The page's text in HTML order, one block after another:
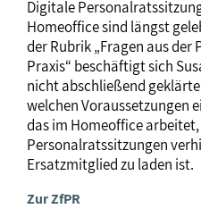
Digitale
Homeoffice sind längst
der Rubrik „Fragen aus der
Praxis“ beschäftigt sich
nicht abschließend
welchen Voraussetzungen
das im Homeoffice
Personalratssitzungen
Ersatzmitglied zu laden ist.
Zur ZfPR